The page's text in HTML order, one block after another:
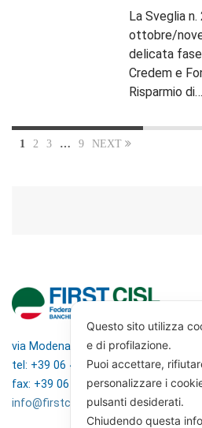
La Sveglia n.
ottobre/
delicata
Credem e
Risparmio di…
1 2 3 … 9 NEXT
via Modena 5, 00184 Roma
tel: +39 06 4746351
fax: +39 06 4746136
info@firstcisl.it
Questo sito utilizza
e di profilazione.
Puoi accettare,
personalizzare i
pulsanti desiderati.
Chiudendo questa